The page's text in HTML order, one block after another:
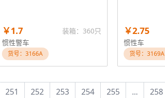
￥1.7
装箱：360只
惯性警车
货号：3166A
￥2.75
惯性车
货号：3169A
251 252 253 254 255 ... 258